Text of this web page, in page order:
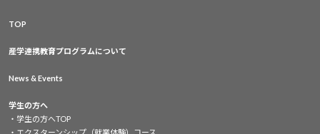
TOP
産学連携教育プログラムについて
News & Events
学生の方へ
学生の方へTOP